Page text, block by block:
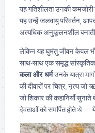
यह गतिशीलता उनकी
यह उन्हें जलवायु परिवर्तन,
अत्यधिक अनुकूलनशील बनाती
लेकिन यह घुमंतु जीवन केवल
साथ-साथ एक समृद्ध
कला और धर्मउनके यात्रा
की दीवारों पर चित्र, नृत्य
जो शिकार की कहानियाँ
देवताओं को समर्पित होते थे —